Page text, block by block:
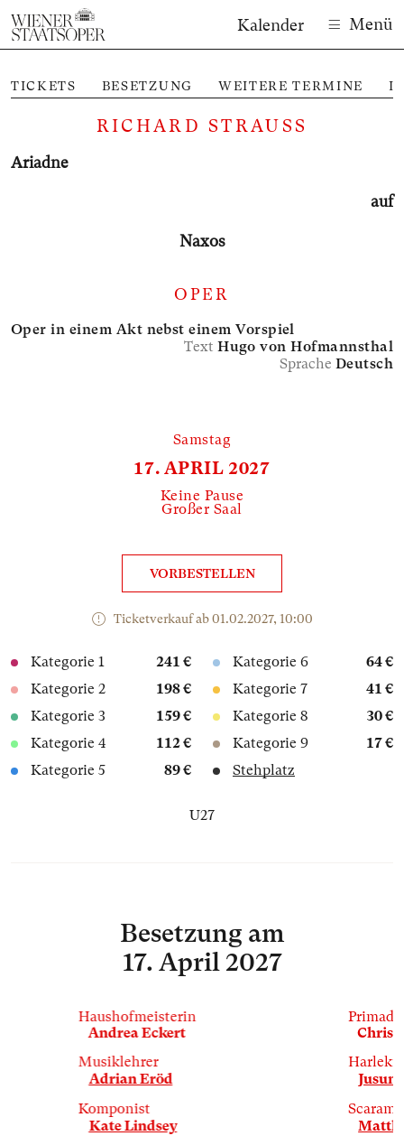
Kalender Menü
TICKETS BESETZUNG WEITERE TERMINE
RICHARD STRAUSS
Ariadne
auf
Naxos
OPER
Oper in einem Akt nebst einem Vorspiel
TextHugo von Hofmannsthal
Sprache Deutsch
Samstag
17. APRIL 2027
Keine Pause
Großer Saal
VORBESTELLEN
Ticketverkauf ab 01.02.2027, 10:00
Kategorie 1
241 €
Kategorie 2
198 €
Kategorie 3
159 €
Kategorie 4
112 €
Kategorie 5
89 €
Kategorie 6
64 €
Kategorie 7
41 €
Kategorie 8
30 €
Kategorie 9
17 €
Stehplatz
U27
Besetzung am
17. April 2027
Haushofmeisterin
Andrea Eckert
Musiklehrer
Adrian Eröd
Komponist
Kate Lindsey